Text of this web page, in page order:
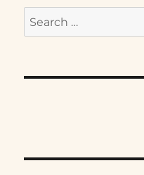
Search
for: